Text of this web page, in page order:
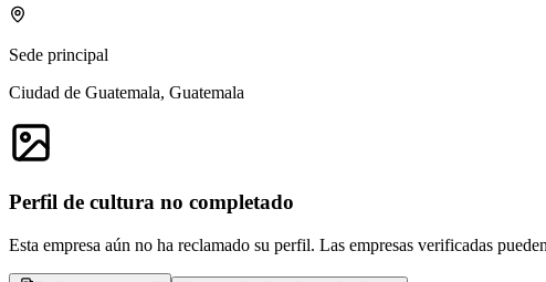
Sede principal
Ciudad de Guatemala, Guatemala
Perfil de cultura no completado
Esta empresa aún no ha reclamado su perfil. Las empresas verificadas